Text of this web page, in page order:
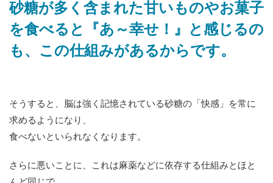
砂糖が多く含まれた甘いものやお菓子
を食べると『あ～幸せ！』と感じるの
も、この仕組みがあるからです。
そうすると、脳は強く記憶されている砂糖の「快感」を常に
求めるようになり、
食べないといられなくなります。
さらに悪いことに、これは麻薬などに依存する仕組みとほと